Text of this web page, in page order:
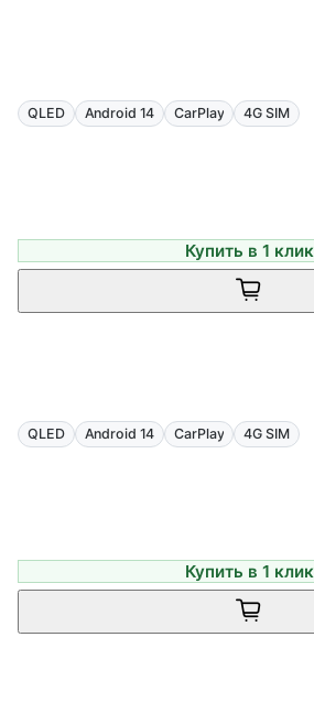
QLED Android 14 CarPlay 4G SIM
Купить в 1 клик
QLED Android 14 CarPlay 4G SIM
Купить в 1 клик